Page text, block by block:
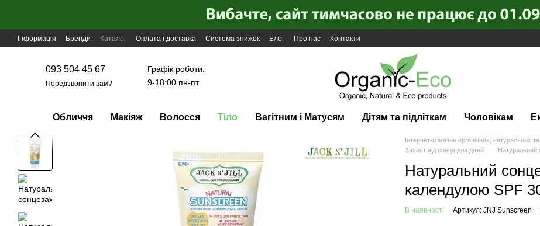
Інформація Бренди Каталог Оплата і доставка Система знижок Блог Про нас Контакти
093 504 45 67
Передзвонити вам?
Графік роботи:
9-18:00 пн-пт
Обличчя Макіяж Волосся Тіло Вагітним і Матусям Дітям та підліткам Чоловікам
Інтернет-магазин органічних, натуральних та
Захист від сонця для дітей
Натуральний
Натуральний
календулою SPF
В наявності Артикул: JNJ Sunscreen